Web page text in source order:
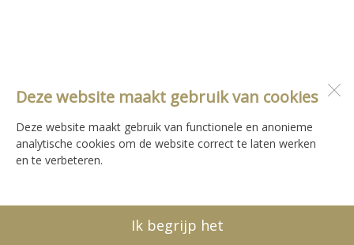
Deze website maakt gebruik van cookies
Deze website maakt gebruik van functionele en anonieme
analytische cookies om de website correct te laten werken
en te verbeteren.
Ik begrijp het